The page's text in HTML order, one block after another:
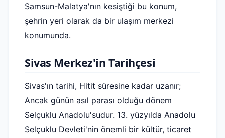
Samsun-Malatya'nın kesiştiği bu konum,
şehrin yeri olarak da bir ulaşım merkezi
konumunda.
Sivas Merkez'in Tarihçesi
Sivas'ın tarihi, Hitit süresine kadar uzanır;
Ancak günün asıl parası olduğu dönem
Selçuklu Anadolu'sudur. 13. yüzyılda Anadolu
Selçuklu Devleti'nin önemli bir kültür, ticaret